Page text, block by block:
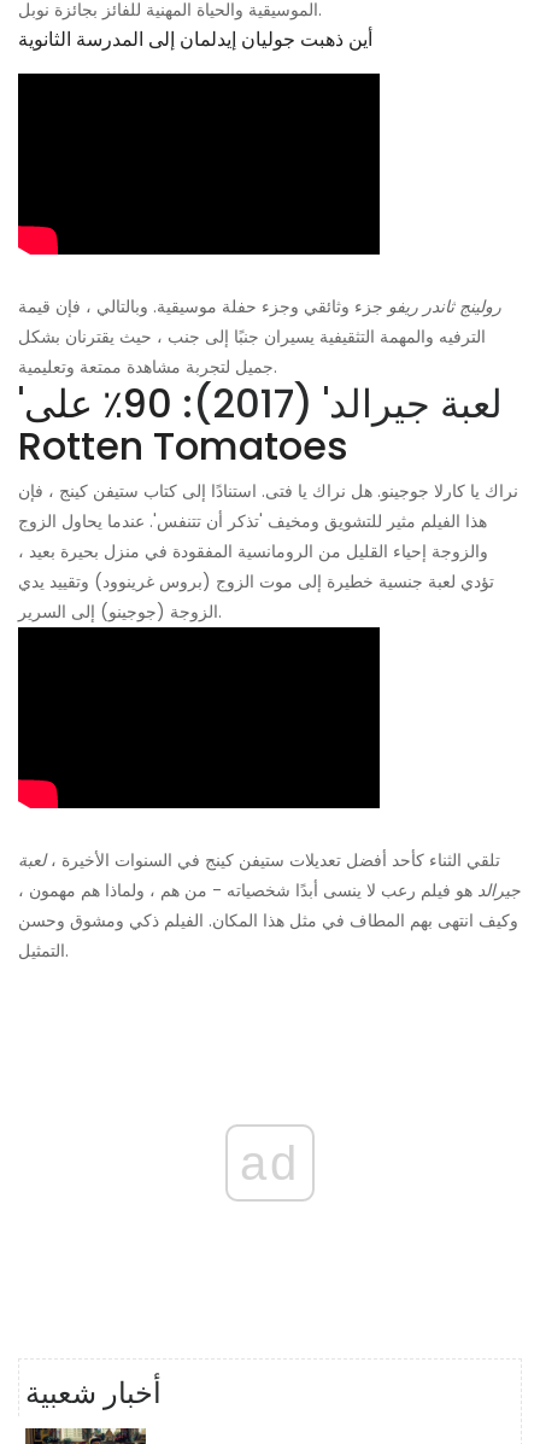
الموسيقية والحياة المهنية للفائز بجائزة نوبل.
أين ذهبت جوليان إيدلمان إلى المدرسة الثانوية
رولينج ثاندر ريفو جزء وثائقي وجزء حفلة موسيقية. وبالتالي ، فإن قيمة
الترفيه والمهمة التثقيفية يسيران جنبًا إلى جنب ، حيث يقترنان بشكل
جميل لتجربة مشاهدة ممتعة وتعليمية.
'لعبة جيرالد' (2017): 90٪ على
Rotten Tomatoes
نراك يا كارلا جوجينو. هل نراك يا فتى. استنادًا إلى كتاب ستيفن كينج ، فإن
هذا الفيلم مثير للتشويق ومخيف 'تذكر أن تتنفس'. عندما يحاول الزوج
والزوجة إحياء القليل من الرومانسية المفقودة في منزل بحيرة بعيد ،
تؤدي لعبة جنسية خطيرة إلى موت الزوج (بروس غرينوود) وتقييد يدي
الزوجة (جوجينو) إلى السرير.
تلقي الثناء كأحد أفضل تعديلات ستيفن كينج في السنوات الأخيرة ،لعبة
جيرالد هو فيلم رعب لا ينسى أبدًا شخصياته - من هم ، ولماذا هم مهمون ،
وكيف انتهى بهم المطاف في مثل هذا المكان. الفيلم ذكي ومشوق وحسن
التمثيل.
ad
أخبار شعبية